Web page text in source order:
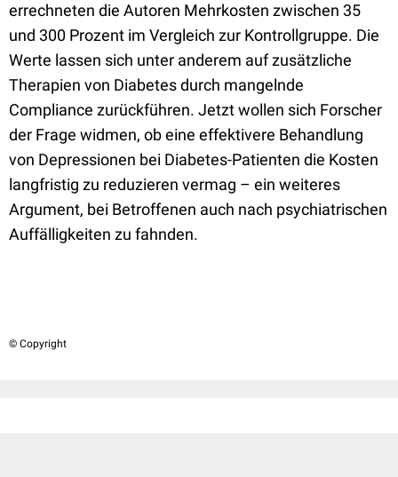
errechneten die Autoren Mehrkosten zwischen 35
und 300 Prozent im Vergleich zur Kontrollgruppe. Die
Werte lassen sich unter anderem auf zusätzliche
Therapien von Diabetes durch mangelnde
Compliance zurückführen. Jetzt wollen sich Forscher
der Frage widmen, ob eine effektivere Behandlung
von Depressionen bei Diabetes-Patienten die Kosten
langfristig zu reduzieren vermag – ein weiteres
Argument, bei Betroffenen auch nach psychiatrischen
Auffälligkeiten zu fahnden.
© Copyright